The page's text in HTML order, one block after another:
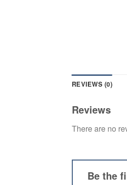
REVIEWS (0)
Reviews
There are no
Be the